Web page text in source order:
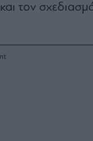
τον